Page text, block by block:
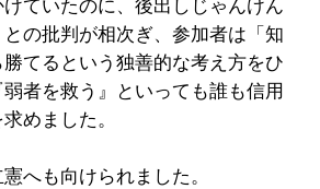
ていたのに、後出しじゃんけん
の批判が相次ぎ、参加者は「知
てるという独善的な考え方をひ
者を救う』といっても誰も信用
めました。
へも向けられました。